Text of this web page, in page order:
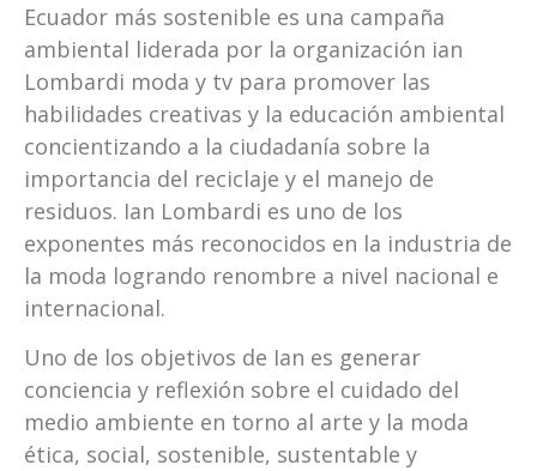
Ecuador más sostenible es una campaña
ambiental liderada por la organización ian
Lombardi moda y tv para promover las
habilidades creativas y la educación ambiental
concientizando a la ciudadanía sobre la
importancia del reciclaje y el manejo de
residuos. Ian Lombardi es uno de los
exponentes más reconocidos en la industria de
la moda logrando renombre a nivel nacional e
internacional.
Uno de los objetivos de Ian es generar
conciencia y reflexión sobre el cuidado del
medio ambiente en torno al arte y la moda
ética, social, sostenible, sustentable y